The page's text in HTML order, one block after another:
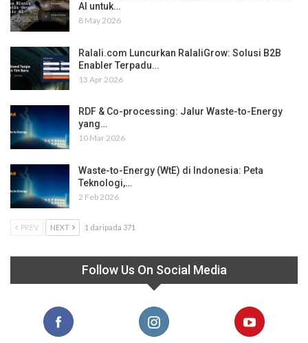
AI untuk…
8 May 2026
Ralali.com Luncurkan RalaliGrow: Solusi B2B
Enabler Terpadu…
13 Apr 2026
RDF & Co-processing: Jalur Waste-to-Energy
yang…
10 Mar 2026
Waste-to-Energy (WtE) di Indonesia: Peta
Teknologi,…
2 Feb 2026
PREV NEXT 1 daripada 371
Follow Us On Social Media